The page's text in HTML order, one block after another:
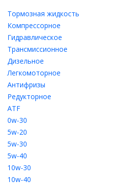
Тормозная жидкость
Компрессорное
Гидравлическое
Трансмиссионное
Дизельное
Легкомоторное
Антифризы
Редукторное
ATF
0w-30
5w-20
5w-30
5w-40
10w-30
10w-40